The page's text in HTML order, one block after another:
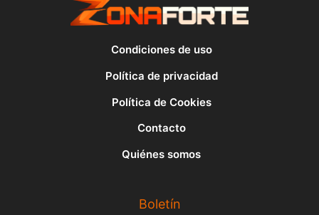
Condiciones de uso
Política de privacidad
Política de Cookies
Contacto
Quiénes somos
Boletín